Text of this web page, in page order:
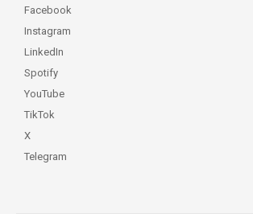
Facebook
Instagram
LinkedIn
Spotify
YouTube
TikTok
X
Telegram